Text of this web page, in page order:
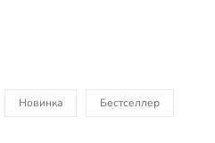
Новинка Бестселлер